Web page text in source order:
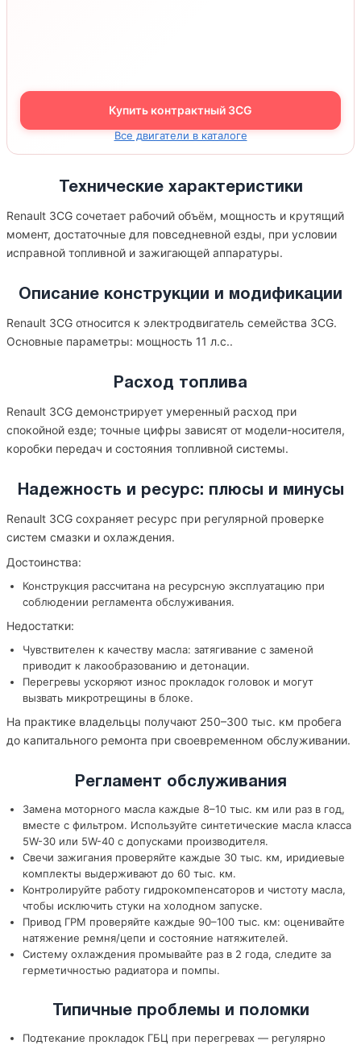
Купить контрактный 3CG
Все двигатели в каталоге
Технические характеристики
Renault 3CG сочетает рабочий объём, мощность и крутящий
момент, достаточные для повседневной езды, при условии
исправной топливной и зажигающей аппаратуры.
Описание конструкции и модификации
Renault 3CG относится к электродвигатель семейства 3CG.
Основные параметры: мощность 11 л.с..
Расход топлива
Renault 3CG демонстрирует умеренный расход при
спокойной езде; точные цифры зависят от модели-носителя,
коробки передач и состояния топливной системы.
Надежность и ресурс: плюсы и минусы
Renault 3CG сохраняет ресурс при регулярной проверке
систем смазки и охлаждения.
Достоинства:
Конструкция рассчитана на ресурсную эксплуатацию при
соблюдении регламента обслуживания.
Недостатки:
Чувствителен к качеству масла: затягивание с заменой
приводит к лакообразованию и детонации.
Перегревы ускоряют износ прокладок головок и могут
вызвать микротрещины в блоке.
На практике владельцы получают 250–300 тыс. км пробега
до капитального ремонта при своевременном обслуживании.
Регламент обслуживания
Замена моторного масла каждые 8–10 тыс. км или раз в год,
вместе с фильтром. Используйте синтетические масла класса
5W-30 или 5W-40 с допусками производителя.
Свечи зажигания проверяйте каждые 30 тыс. км, иридиевые
комплекты выдерживают до 60 тыс. км.
Контролируйте работу гидрокомпенсаторов и чистоту масла,
чтобы исключить стуки на холодном запуске.
Привод ГРМ проверяйте каждые 90–100 тыс. км: оценивайте
натяжение ремня/цепи и состояние натяжителей.
Систему охлаждения промывайте раз в 2 года, следите за
герметичностью радиатора и помпы.
Типичные проблемы и поломки
Подтекание прокладок ГБЦ при перегревах — регулярно